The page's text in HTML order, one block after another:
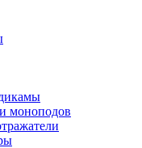
моноподов